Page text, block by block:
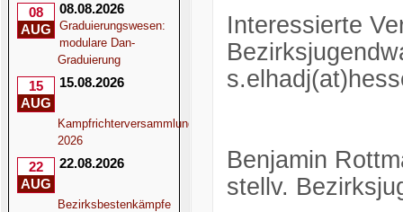
08
AUG
08.08.2026
Graduierungswesen:
modulare Dan-
Graduierung
15
AUG
15.08.2026
Kampfrichterversammlung
2026
22
AUG
22.08.2026
Bezirksbestenkämpfe
Interessierte
Benjamin
stellv.